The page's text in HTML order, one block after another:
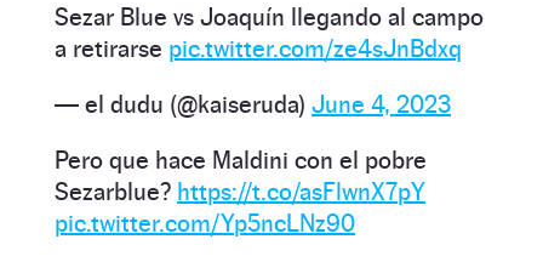
Sezar Blue vs Joaquín llegando al campo
a retirarse pic.twitter.com/ze4sJnBdxq
— el dudu (@kaiseruda) June 4, 2023
Pero que hace Maldini con el pobre
Sezarblue? https://t.co/asFlwnX7pY
pic.twitter.com/Yp5ncLNz90